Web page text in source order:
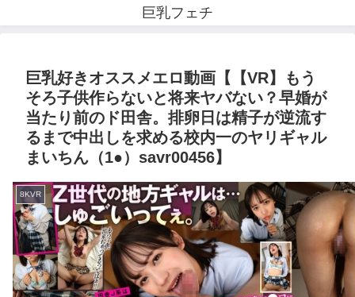
巨乳フェチ
巨乳好きオススメエロ動画【【VR】もう
そろ子供作らないと将来ヤバない？早婚が
当たり前のド田舎。排卵日は精子が逆流す
るまで中出しを求める校内一のヤリギャル
まいちん（1●）savr00456】
8KVR